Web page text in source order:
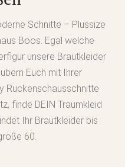
Schnitte – Plussize
Boos. Egal welche
unsere Brautkleider
Euch mit Ihrer
Rückenschausschnitte
finde DEIN Traumkleid
Ihr Brautkleider bis
60.